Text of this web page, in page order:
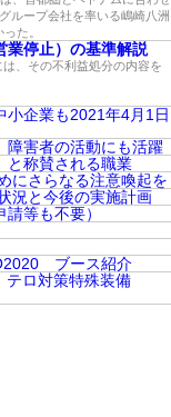
ループ会社を率いる嶋崎八洲
た。
業停止）の基準解説
、その不利益処分の内容を
企業も2021年4月1日
害者の活動にも活躍
と称賛される職業
にさらなる注意喚起を
況と今後の実施計画
等も不要）
ブース紹介
ロ対策特殊装備